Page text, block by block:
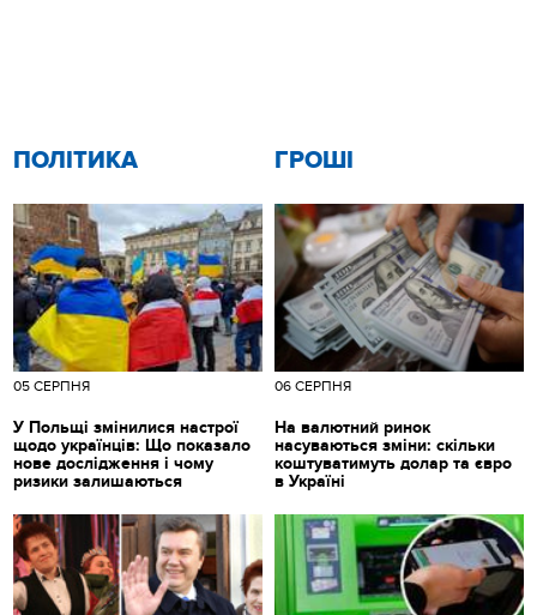
ПОЛІТИКА
05 СЕРПНЯ
У Польщі змінилися настрої
щодо українців: Що показало
нове дослідження і чому
ризики залишаються
ГРОШІ
06 СЕРПНЯ
На валютний ринок
насуваються зміни: скільки
коштуватимуть долар та євро
в Україні